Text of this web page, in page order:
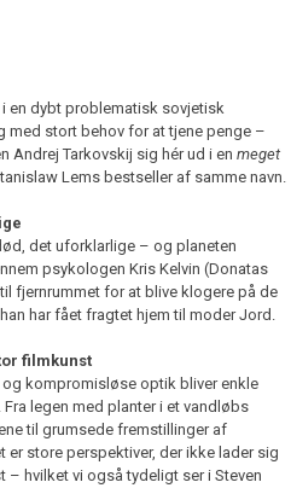
en dybt problematisk sovjetisk
med stort behov for at tjene penge –
Andrej Tarkovskij sig hér ud i en meget
Lems bestseller af samme navn.
det uforklarlige – og planeten
psykologen Kris Kelvin (Donatas
fjernrummet for at blive klogere på de
har fået fragtet hjem til moder Jord.
filmkunst
kompromisløse optik bliver enkle
legen med planter i et vandløbs
til grumsede fremstillinger af
er store perspektiver, der ikke lader sig
– hvilket vi også tydeligt ser i Steven